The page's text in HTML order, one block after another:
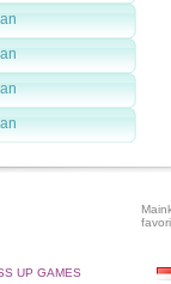
UP GAMES